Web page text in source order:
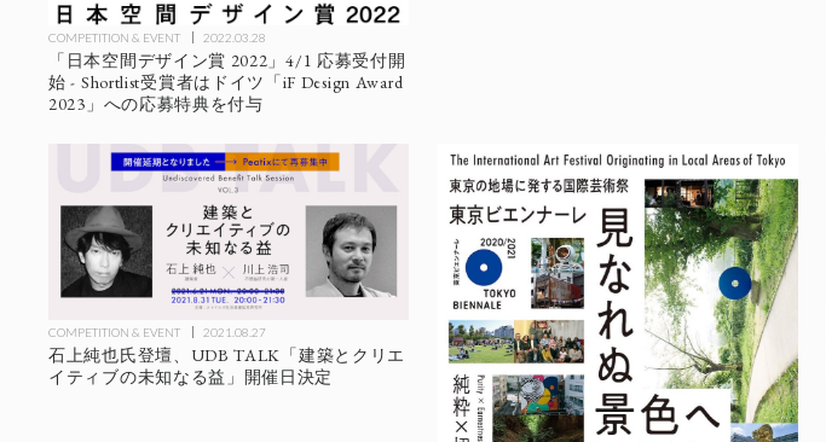
COMPETITION & EVENT 2022.03.28
「日本空間デザイン賞 2022」4/1 応募受付開
始 - Shortlist受賞者はドイツ「iF Design Award
2023」への応募特典を付与
COMPETITION & EVENT 2021.08.27
石上純也氏登壇、UDB TALK「建築とクリエ
イティブの未知なる益」開催日決定